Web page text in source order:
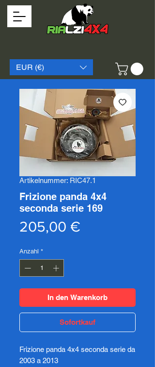
EUR (€)
Artikelnummer: RIC47.1
Frizione panda 4x4
seconda serie 169
205,00 €
Anzahl *
In den Warenkorb
Sofortkauf
Frizione panda 4x4 seconda serie da
2003 a 2013